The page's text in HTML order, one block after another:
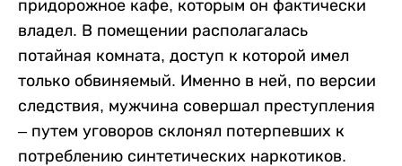
придорожное кафе, которым он фактически
владел. В помещении располагалась
потайная комната, доступ к которой имел
только обвиняемый. Именно в ней, по версии
следствия, мужчина совершал преступления
– путем уговоров склонял потерпевших к
потреблению синтетических наркотиков.